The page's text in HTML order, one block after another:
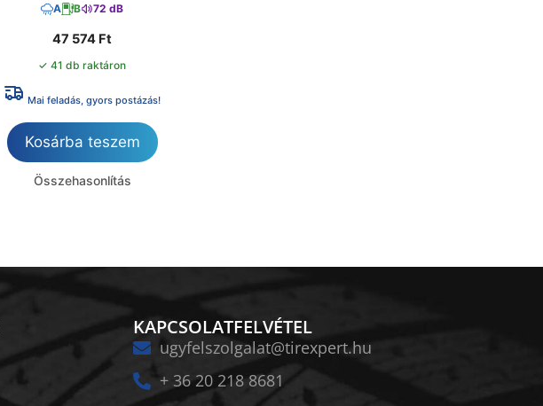
A B 72 dB
47 574 Ft
✓ 41 db raktáron
Mai feladás, gyors postázás!
Kosárba teszem
Összehasonlítás
KAPCSOLATFELVÉTEL
ugyfelszolgalat@tirexpert.hu
+ 36 20 218 8681